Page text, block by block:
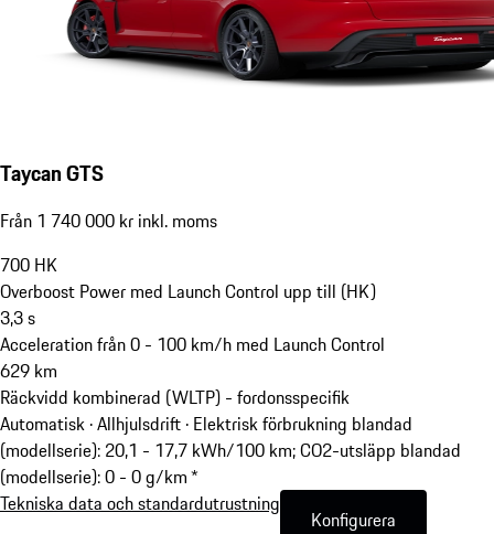
Taycan GTS
Från 1 740 000 kr inkl. moms
700 HK
Overboost Power med Launch Control upp till (HK)
3,3s
Acceleration från 0 - 100 km/h med Launch Control
629 km
Räckvidd kombinerad (WLTP) - fordonsspecifik
Automatisk · Allhjulsdrift · Elektrisk förbrukning blandad
(modellserie): 20,1 - 17,7 kWh/100 km; CO2-utsläpp blandad
(modellserie): 0 - 0 g/km *
Tekniska data och standardutrustning
Konfigurera